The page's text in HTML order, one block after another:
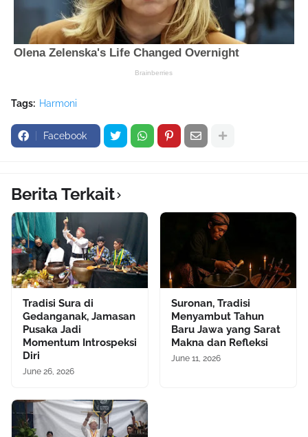
Tags: Harmoni
Facebook
Berita Terkait
Tradisi Sura di
Gedanganak, Jamasan
Pusaka Jadi
Momentum Introspeksi
Diri
June 26, 2026
Suronan, Tradisi
Menyambut Tahun
Baru Jawa yang Sarat
Makna dan Refleksi
June 11, 2026